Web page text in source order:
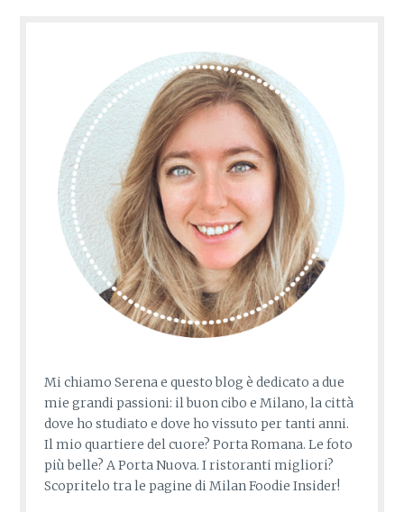
Mi chiamo Serena e questo blog è dedicato a due
mie grandi passioni: il buon cibo e Milano, la città
dove ho studiato e dove ho vissuto per tanti anni.
Il mio quartiere del cuore? Porta Romana. Le foto
più belle? A Porta Nuova. I ristoranti migliori?
Scopritelo tra le pagine di Milan Foodie Insider!